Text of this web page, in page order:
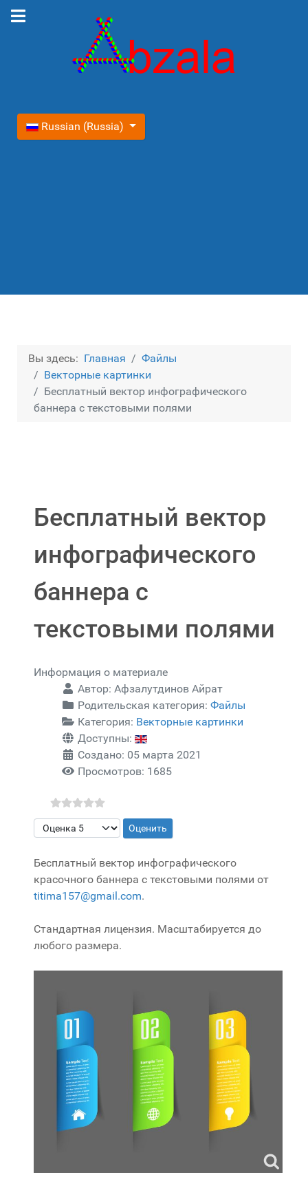
Выберите язык
Russian (Russia)
Вы здесь: Главная
Файлы
Векторные картинки
Бесплатный вектор инфографического
баннера с текстовыми полями
Бесплатный вектор
инфографического
баннера с
текстовыми полями
Информация о материале
Автор: Афзалутдинов Айрат
Родительская категория: Файлы
Категория: Векторные картинки
Доступны:
Создано: 05 марта 2021
Просмотров: 1685
Пожалуйста, оцените
Бесплатный вектор инфографического
красочного баннера с текстовыми полями от
titima157@gmail.com.
Стандартная лицензия. Масштабируется до
любого размера.